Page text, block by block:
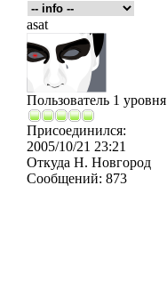
asat
Пользователь 1 уровня
Присоединился:
2005/10/21 23:21
Откуда Н. Новгород
Сообщений: 873